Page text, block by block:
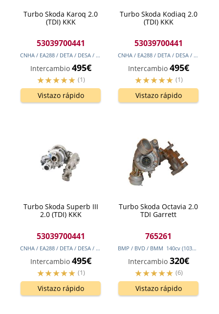
Turbo Skoda Karoq 2.0
(TDI) KKK
53039700441
CNHA / EA288 / DETA / DESA / EA288 / DDAA / DFHA 190cv (140kw)
Intercambio 495€
(1)
Vistazo rápido
Turbo Skoda Kodiaq 2.0
(TDI) KKK
53039700441
CNHA / EA288 / DETA / DESA / EA288 / DDAA / DFHA
Intercambio 495€
(1)
Vistazo rápido
Turbo Skoda Superb III
2.0 (TDI) KKK
53039700441
CNHA / EA288 / DETA / DESA / EA288 / DDAA / DFHA 190cv (140kw)
Intercambio 495€
(1)
Vistazo rápido
Turbo Skoda Octavia 2.0
TDI Garrett
765261
BMP / BVD / BMM 140cv (103kw
Intercambio 320€
(6)
Vistazo rápido